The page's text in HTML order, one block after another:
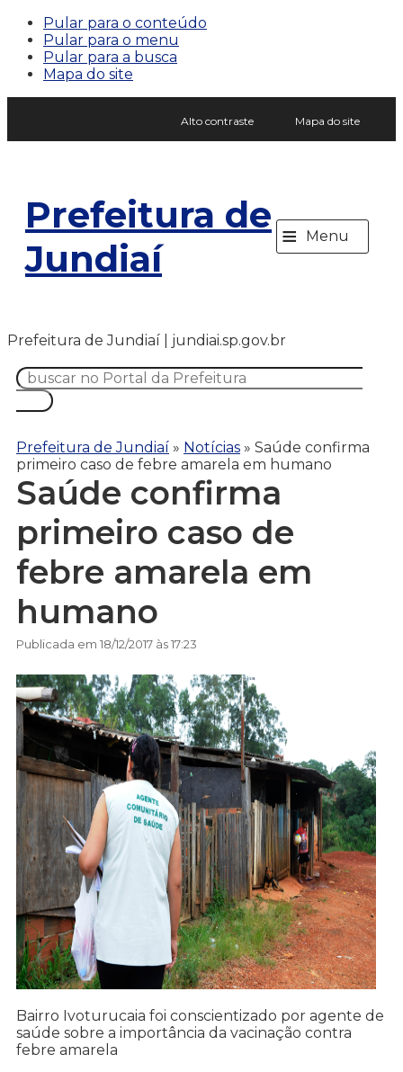
Pular para o conteúdo
Pular para o menu
Pular para a busca
Mapa do site
Alto contraste Mapa do site
Prefeitura de
Jundiaí
≡ Menu
Prefeitura de Jundiaí | jundiai.sp.gov.br
Prefeitura de Jundiaí » Notícias » Saúde confirma
primeiro caso de febre amarela em humano
Saúde confirma
primeiro caso de
febre amarela em
humano
Publicada em 18/12/2017 às 17:23
Bairro Ivoturucaia foi conscientizado por agente de
saúde sobre a importância da vacinação contra
febre amarela